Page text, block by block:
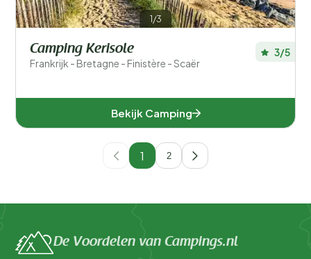
1/3
Camping Kerisole
Frankrijk - Bretagne - Finistère - Scaër
3/5
Bekijk Camping
1 2
De Voordelen van Campings.nl